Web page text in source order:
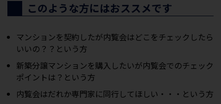
このような方にはおススメです
マンションを契約したが内覧会はどこをチェックしたら
いいの？？という方
新築分譲マンションを購入したいが内覧会でのチェック
ポイントは？という方
内覧会はだれか専門家に同行してほしい・・・という方